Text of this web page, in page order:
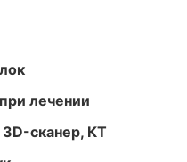
лечении
сканер, КТ